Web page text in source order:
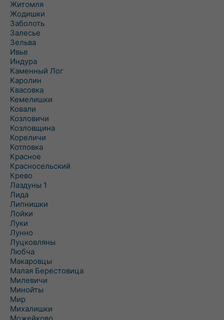
Житомля
Жодишки
Заболоть
Залесье
Зельва
Ивье
Индура
Каменный Лог
Каролин
Квасовка
Кемелишки
Ковали
Козловичи
Козловщина
Кореличи
Котловка
Красное
Красносельский
Крево
Лаздуны 1
Лида
Липнишки
Лойки
Луки
Лунно
Луцковляны
Любча
Макаровцы
Малая Берестовица
Милевичи
Минойты
Мир
Михалишки